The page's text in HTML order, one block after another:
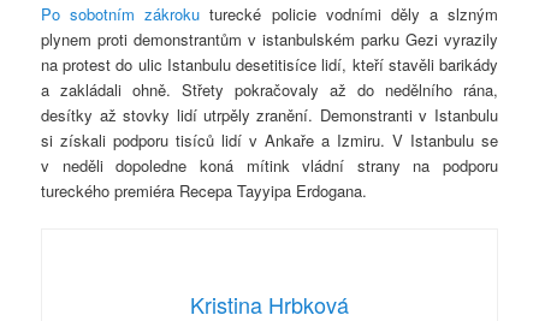
Po sobotním zákrokuturecké policie vodními děly a slzným
plynem proti demonstrantům v istanbulském parku Gezi vyrazily
na protest do ulic Istanbulu desetitisíce lidí, kteří stavěli barikády
a zakládali ohně. Střety pokračovaly až do nedělního rána,
desítky až stovky lidí utrpěly zranění. Demonstranti v Istanbulu
si získali podporu tisíců lidí v Ankaře a Izmiru. V Istanbulu se
v neděli dopoledne koná mítink vládní strany na podporu
tureckého premiéra Recepa Tayyipa Erdogana.
Kristina Hrbková